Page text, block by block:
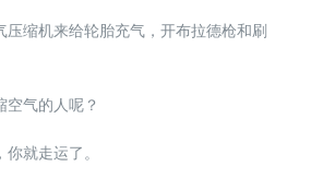
压缩机来给轮胎充气，开布拉德枪和刷
空气的人呢？
就走运了。